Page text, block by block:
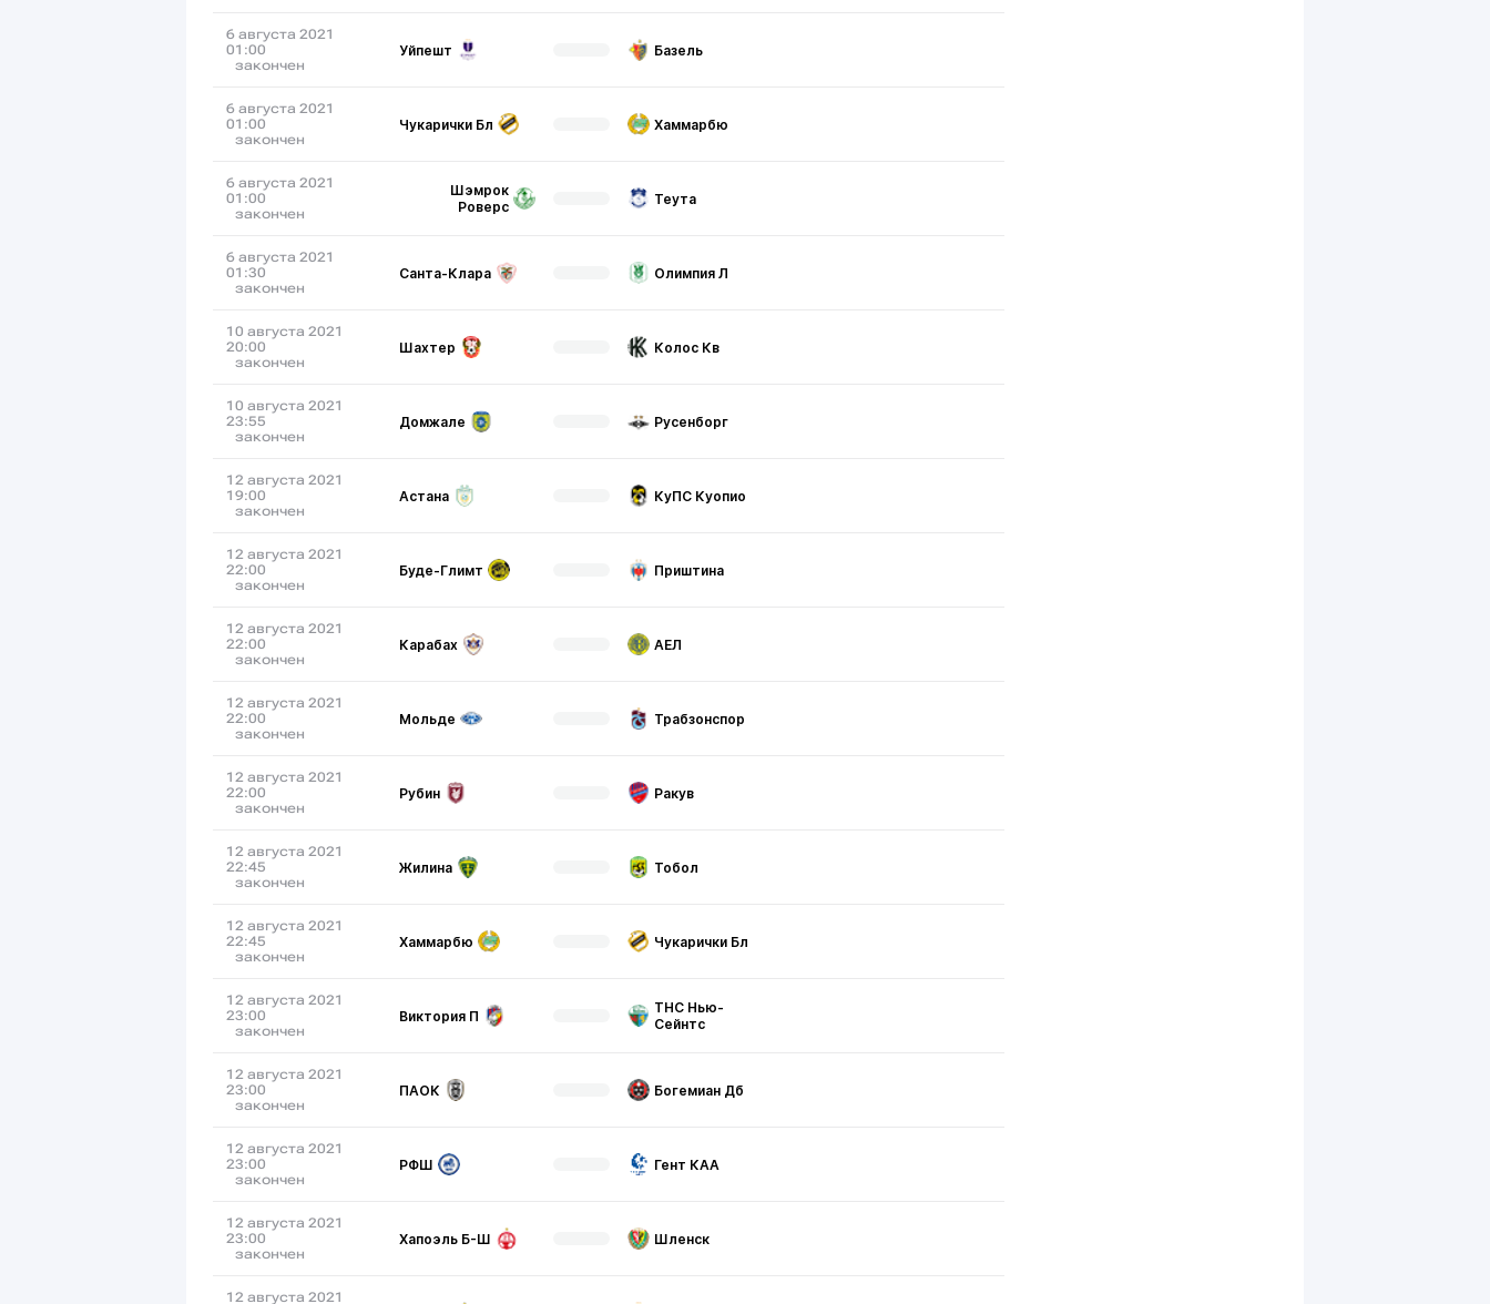
6 августа 2021
01:00
закончен
Уйпешт Базель
6 августа 2021
01:00
закончен
Чукарички Бл Хаммарбю
6 августа 2021
01:00
закончен
Шэмрок
Роверс
Теута
6 августа 2021
01:30
закончен
Санта-Клара Олимпия Л
10 августа 2021
20:00
закончен
Шахтер Колос Кв
10 августа 2021
23:55
закончен
Домжале Русенборг
12 августа 2021
19:00
закончен
Астана КуПС Куопио
12 августа 2021
22:00
закончен
Буде-Глимт Приштина
12 августа 2021
22:00
закончен
Карабах АЕЛ
12 августа 2021
22:00
закончен
Мольде Трабзонспор
12 августа 2021
22:00
закончен
Рубин Ракув
12 августа 2021
22:45
закончен
Жилина Тобол
12 августа 2021
22:45
закончен
Хаммарбю Чукарички Бл
12 августа 2021
23:00
закончен
Виктория П
ТНС Нью-
Сейнтс
12 августа 2021
23:00
закончен
ПАОК Богемиан Дб
12 августа 2021
23:00
закончен
РФШ Гент КАА
12 августа 2021
23:00
закончен
Хапоэль Б-Ш Шленск
12 августа 2021